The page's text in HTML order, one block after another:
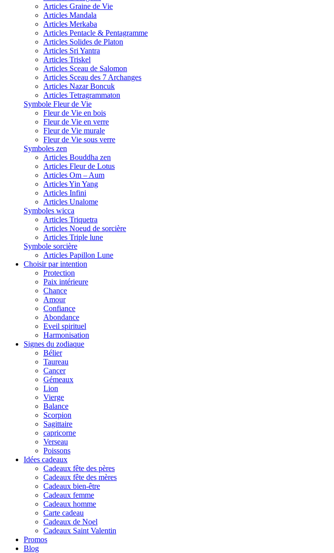
Articles Graine de Vie
Articles Mandala
Articles Merkaba
Articles Pentacle & Pentagramme
Articles Solides de Platon
Articles Sri Yantra
Articles Triskel
Articles Sceau de Salomon
Articles Sceau des 7 Archanges
Articles Nazar Boncuk
Articles Tetragrammaton
Symbole Fleur de Vie
Fleur de Vie en bois
Fleur de Vie en verre
Fleur de Vie murale
Fleur de Vie sous verre
Symboles zen
Articles Bouddha zen
Articles Fleur de Lotus
Articles Om – Aum
Articles Yin Yang
Articles Infini
Articles Unalome
Symboles wicca
Articles Triquetra
Articles Noeud de sorcière
Articles Triple lune
Symbole sorcière
Articles Papillon Lune
Choisir par intention
Protection
Paix intérieure
Chance
Amour
Confiance
Abondance
Eveil spirituel
Harmonisation
Signes du zodiaque
Bélier
Taureau
Cancer
Gémeaux
Lion
Vierge
Balance
Scorpion
Sagittaire
capricorne
Verseau
Poissons
Idées cadeaux
Cadeaux fête des pères
Cadeaux fête des mères
Cadeaux bien-être
Cadeaux femme
Cadeaux homme
Carte cadeau
Cadeaux de Noel
Cadeaux Saint Valentin
Promos
Blog